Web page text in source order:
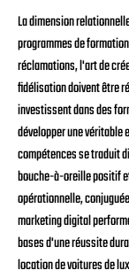
La dimension
programmes de
réclamations, l'art de
fidélisation doivent être
investissent dans des
développer une véritable
compétences se traduit
bouche-à-oreille positif
opérationnelle,
marketing digital
bases d'une réussite
location de voitures de